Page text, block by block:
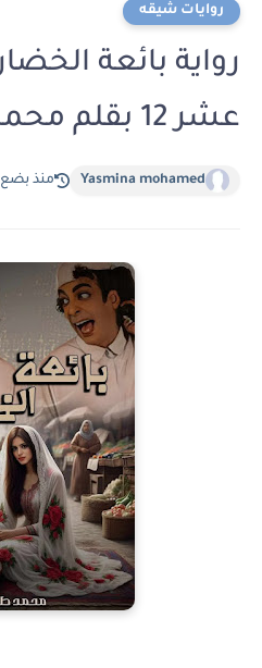
روايات شيقه
رواية بائعة
عشر 12 بقلم محمد طه
Yasmina mohamed منذ